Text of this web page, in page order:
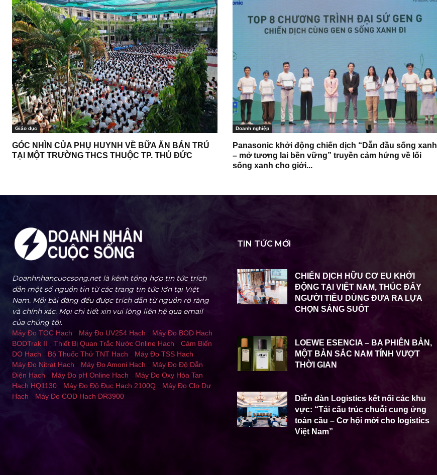
Giáo dục
GÓC NHÌN CỦA PHỤ HUYNH VỀ BỮA ĂN BÁN TRÚ
TẠI MỘT TRƯỜNG THCS THUỘC TP. THỦ ĐỨC
Doanh nghiệp
Panasonic khởi động chiến dịch “Dẫn đầu sống xanh
– mở tương lai bền vững” truyền cảm hứng về lối
sống xanh cho giới...
Doanhnhancuocsong.net là kênh tổng hợp tin tức trích
dẫn một số nguồn tin từ các trang tin tức lớn tại Việt
Nam. Mỗi bài đăng đều được trích dẫn từ nguồn rõ ràng
và chính xác. Mọi chi tiết xin vui lòng liên hệ qua email
của chúng tôi.
Máy Đo TOC Hach Máy Đo UV254 Hach - Máy Đo BOD Hach
BODTrak II - Thiết Bị Quan Trắc Nước Online Hach - Cảm Biến
DO Hach - Bộ Thuốc Thử TNT Hach - Máy Đo TSS Hach
Máy Đo Nitrat Hach - Máy Đo Amoni Hach
Máy Đo Độ Dẫn
Điện Hach - Máy Đo pH Online Hach
Máy Đo Oxy Hòa Tan
Hach HQ1130 - Máy Đo Độ Đục Hach 2100Q
Máy Đo Clo Dư
Hach - Máy Đo COD Hach DR3900
TIN TỨC MỚI
CHIẾN DỊCH HỮU CƠ EU KHỞI
ĐỘNG TẠI VIỆT NAM, THÚC ĐẨY
NGƯỜI TIÊU DÙNG ĐƯA RA LỰA
CHỌN SÁNG SUỐT
LOEWE ESENCIA – BA PHIÊN BẢN,
MỘT BẢN SẮC NAM TÍNH VƯỢT
THỜI GIAN
Diễn đàn Logistics kết nối các khu
vực: “Tái cấu trúc chuỗi cung ứng
toàn cầu – Cơ hội mới cho logistics
Việt Nam”